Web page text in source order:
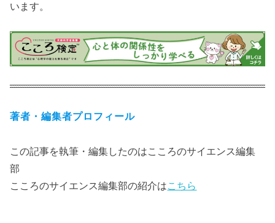
います。
著者・編集者プロフィール
この記事を執筆・編集したのはこころのサイエンス編集
部
こころのサイエンス編集部の紹介はこちら